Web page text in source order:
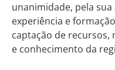
unanimidade, pela sua
experiência e
captação de recursos,
e conhecimento da